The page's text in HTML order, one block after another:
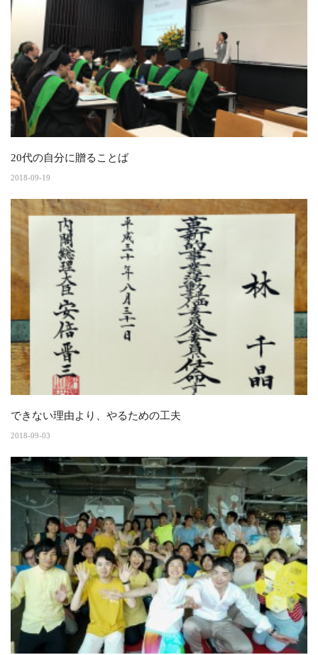
20代の自分に贈ることば
2018-09-19
できない理由より、やるための工夫
2018-09-03